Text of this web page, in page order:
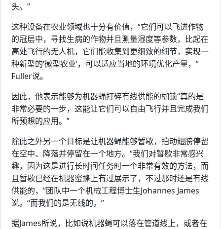
头。”
这种设备在农业领域也十分有价值，“它们可以飞进作物
的冠层中，寻找生病的作物并且测量湿度等参数，比起在
高处飞行的无人机，它们能收集到更细致的细节，实现一
种新型的‘微型农业’，可以适应当地的环境优化产量，”
Fuller说。
因此，他表示能够为机器蝇打碎有线供能的枷锁“真的是
非常必要的一步，这能让它们可以自由飞行并且完成我们
所预想的应用。”
除此之外另一个目标是让机器蝇能够暂歇，拍动翅膀停留
在空中、降落并停留在一个地方。“我们对暂歇非常感兴
趣，因为这是进行长时间任务时一个非常有效的方法，而
且暂歇已经在机器蜜蜂上有过展示了，不过那时还是有线
供能的，”团队中一个机械工程博士生Johannes James
说。“而我们的是无线的。”
据James所说，比如说机器蝇可以落在管道线上，或者在